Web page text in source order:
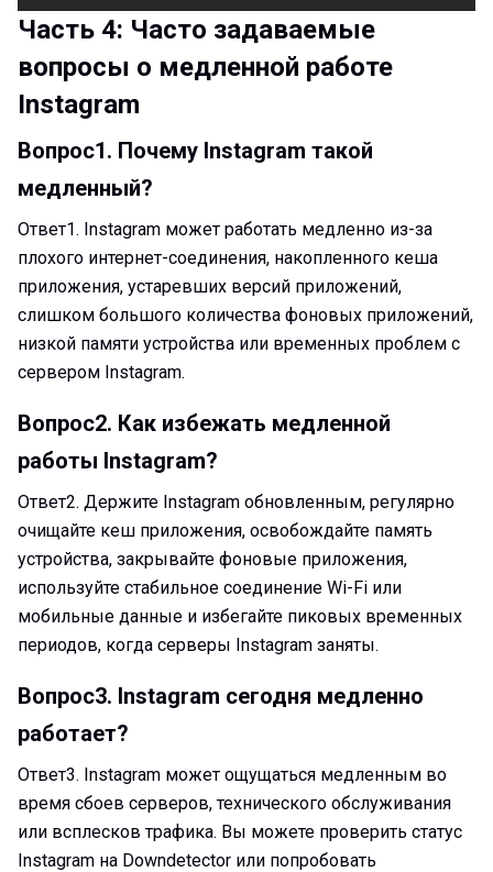
Часть 4: Часто задаваемые
вопросы о медленной работе
Instagram
Вопрос1. Почему Instagram такой
медленный?
Ответ1. Instagram может работать медленно из-за
плохого интернет-соединения, накопленного кеша
приложения, устаревших версий приложений,
слишком большого количества фоновых приложений,
низкой памяти устройства или временных проблем с
сервером Instagram.
Вопрос2. Как избежать медленной
работы Instagram?
Ответ2. Держите Instagram обновленным, регулярно
очищайте кеш приложения, освобождайте память
устройства, закрывайте фоновые приложения,
используйте стабильное соединение Wi-Fi или
мобильные данные и избегайте пиковых временных
периодов, когда серверы Instagram заняты.
Вопрос3. Instagram сегодня медленно
работает?
Ответ3. Instagram может ощущаться медленным во
время сбоев серверов, технического обслуживания
или всплесков трафика. Вы можете проверить статус
Instagram на Downdetector или попробовать